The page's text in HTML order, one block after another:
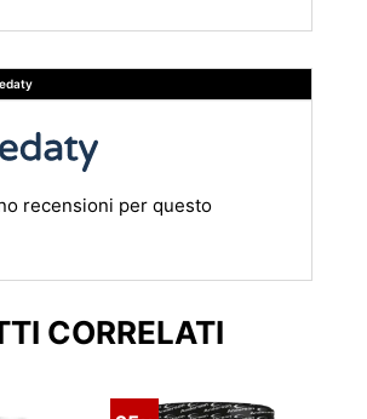
recensioni per questo
CORRELATI